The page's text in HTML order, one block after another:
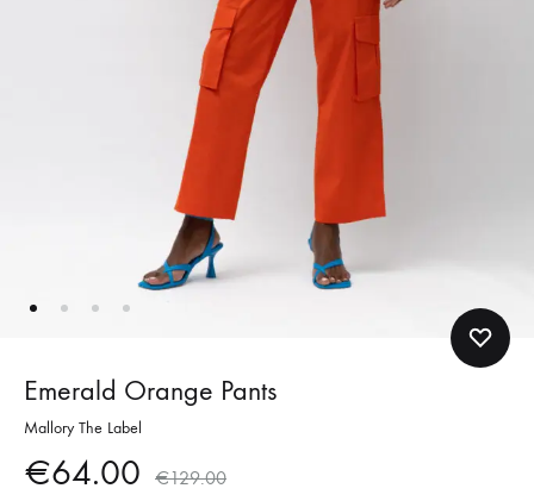
Emerald Orange Pants
Mallory The Label
€64.00 €129.00